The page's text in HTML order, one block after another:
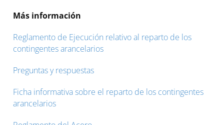
Más información
Reglamento de Ejecución relativo al reparto de los
contingentes arancelarios
Preguntas y respuestas
Ficha informativa sobre el reparto de los contingentes
arancelarios